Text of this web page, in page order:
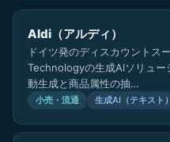
Aldi（アルディ）
ドイツ発のディスカウントス
Technologyの生成AIソリュー
動生成と商品属性の抽…
小売・流通 生成AI（テキスト）